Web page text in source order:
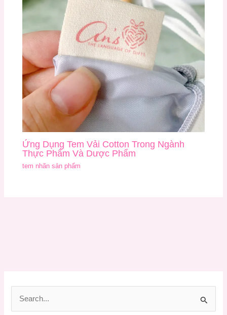
Ứng Dụng Tem Vải Cotton Trong Ngành
Thực Phẩm Và Dược Phẩm
tem nhãn sản phẩm